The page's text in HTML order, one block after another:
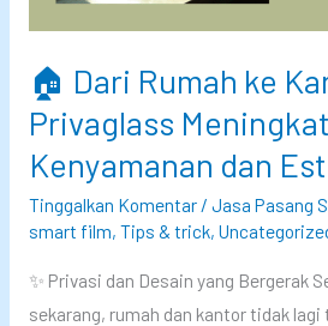
🏠 Dari Rumah ke
Privaglass
Kenyamanan dan
Tinggalkan Komentar / Jasa Pasang
smart film, Tips & trick,
✨ Privasi dan Desain yang Bergerak
sekarang, rumah dan kantor tidak